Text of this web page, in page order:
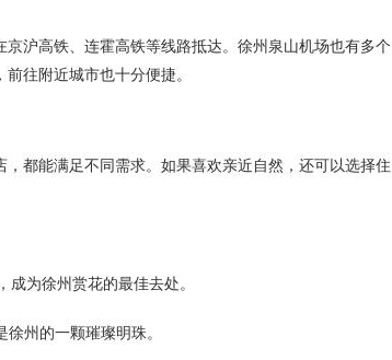
沪高铁、连霍高铁等线路抵达。徐州泉山机场也有多个
往附近城市也十分便捷。
都能满足不同需求。如果喜欢亲近自然，还可以选择住
为徐州赏花的最佳去处。
州的一颗璀璨明珠。